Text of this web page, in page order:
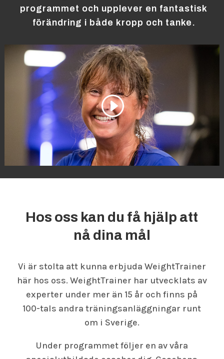
programmet och upplever en fantastisk
förändring i både kropp och tanke.
Hos oss kan du få hjälp att
nå dina mål
Vi är stolta att kunna erbjuda WeightTrainer
här hos oss. WeightTrainer har utvecklats av
experter under mer än 15 år och finns på
100-tals andra träningsanläggningar runt
om i Sverige.
Under programmet följer en av våra